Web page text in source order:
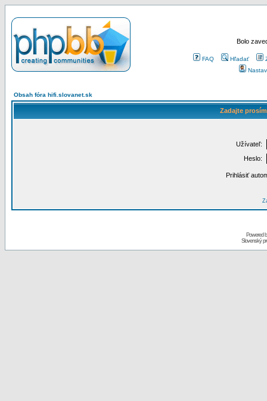
Bolo
FAQ Hľadať
Obsah fóra hifi.slovanet.sk
Zadajte
Užívateľ:
Heslo:
Prihlásiť
Powered
Slovenský